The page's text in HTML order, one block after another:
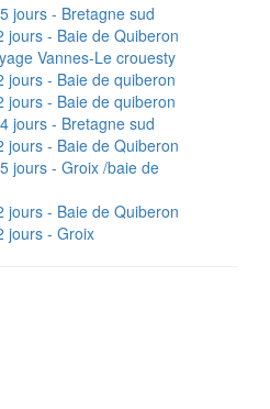
jours - Bretagne sud
jours - Baie de Quiberon
Vannes-Le crouesty
jours - Baie de quiberon
jours - Baie de quiberon
jours - Bretagne sud
jours - Baie de Quiberon
jours - Groix /baie de
jours - Baie de Quiberon
jours - Groix